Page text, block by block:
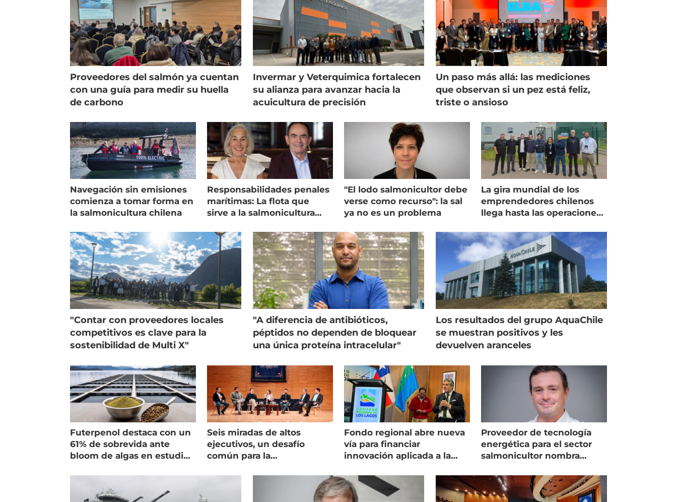
Proveedores del salmón ya cuentan
con una guía para medir su huella
de carbono
Invermar y Veterquimica fortalecen
su alianza para avanzar hacia la
acuicultura de precisión
Un paso más allá: las mediciones
que observan si un pez está feliz,
triste o ansioso
Navegación sin emisiones
comienza a tomar forma en
la salmonicultura chilena
Responsabilidades penales
marítimas: La flota que
sirve a la salmonicultura
"El lodo salmonicultor debe
verse como recurso": la sal
ya no es un problema
La gira mundial de los
emprendedores chilenos
llega hasta las operaciones
"Contar con proveedores locales
competitivos es clave para la
sostenibilidad de Multi X"
"A diferencia de antibióticos,
péptidos no dependen de bloquear
una única proteína intracelular"
Los resultados del grupo AquaChile
se muestran positivos y les
devuelven aranceles
Futerpenol destaca con un
61% de sobrevida ante
bloom de algas en estudio
Seis miradas de altos
ejecutivos, un desafío
común para la
Fondo regional abre nueva
vía para financiar
innovación aplicada a la
Proveedor de tecnología
energética para el sector
salmonicultor nombra